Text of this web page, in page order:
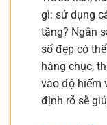
gì: sử dụng
tặng? Ngân
số đẹp có
hàng chục,
vào độ hiếm
định rõ sẽ